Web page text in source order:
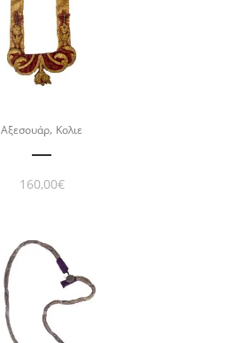
Αξεσουάρ, Κολιε
160,00€